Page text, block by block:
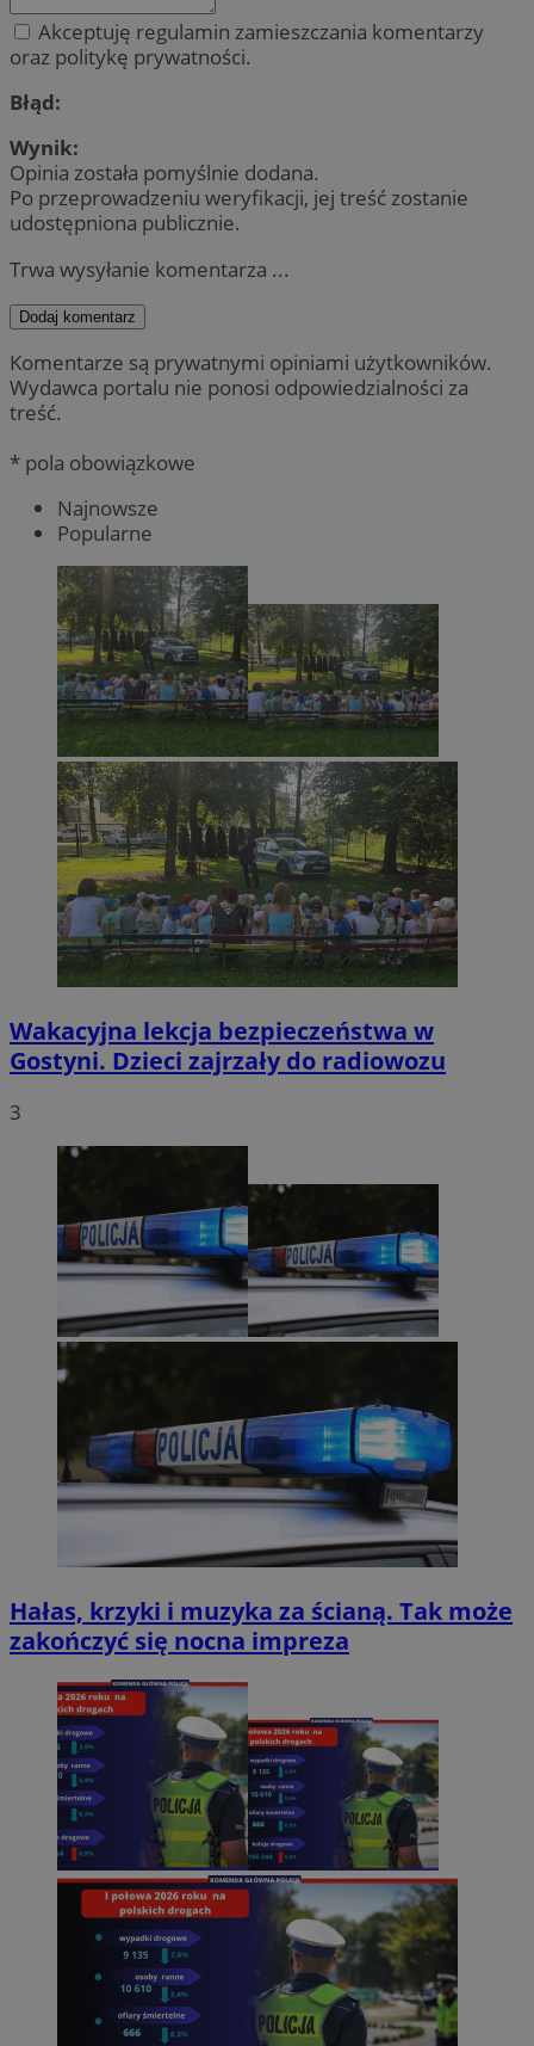
Akceptuję regulamin zamieszczania komentarzy
oraz politykę prywatności.
Błąd:
Wynik:
Opinia została pomyślnie dodana.
Po przeprowadzeniu weryfikacji, jej treść zostanie
udostępniona publicznie.
Trwa wysyłanie komentarza ...
Dodaj komentarz
Komentarze są prywatnymi opiniami użytkowników.
Wydawca portalu nie ponosi odpowiedzialności za
treść.
* pola obowiązkowe
Najnowsze
Popularne
Wakacyjna lekcja bezpieczeństwa w
Gostyni. Dzieci zajrzały do radiowozu
3
Hałas, krzyki i muzyka za ścianą. Tak może
zakończyć się nocna impreza